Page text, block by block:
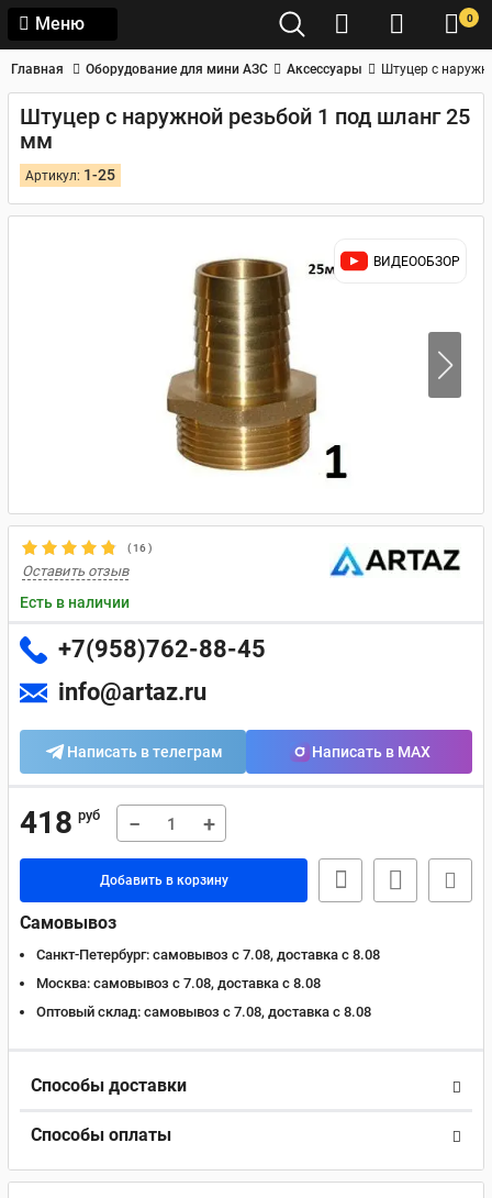
Меню 0
Главная Оборудование для мини АЗС Аксессуары Штуцер с
Штуцер с наружной резьбой 1 под шланг 25
мм
Артикул: 1-25
ВИДЕООБЗОР
(16)
Оставить отзыв
Есть в наличии
+7(958)762-88-45
info@artaz.ru
Написать в телеграм Написать в MAX
418 руб − +
Добавить в корзину
Самовывоз
Санкт-Петербург: самовывоз с 7.08, доставка c 8.08
Москва: самовывоз с 7.08, доставка c 8.08
Оптовый склад: самовывоз с 7.08, доставка c 8.08
Способы доставки
Способы оплаты